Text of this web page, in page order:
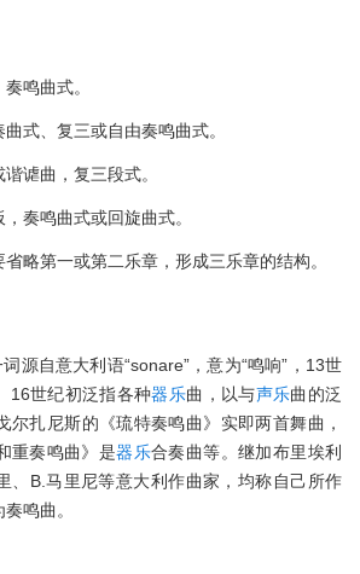
鸣曲式。
式、复三或自由奏鸣曲式。
谑曲，复三段式。
奏鸣曲式或回旋曲式。
略第一或第二乐章，形成三乐章的结构。
源自意大利语“sonare”，意为“鸣响”，13世
16世纪初泛指各种器乐曲，以与声乐曲的泛
尔扎尼斯的《琉特奏鸣曲》实即两首舞曲，
重奏鸣曲》是器乐合奏曲等。继加布里埃利
、B.马里尼等意大利作曲家，均称自己所作
鸣曲。